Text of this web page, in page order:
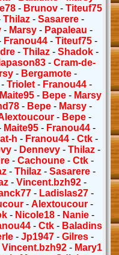
- Brunov- Titeuf75
Thilaz -Sasarere -
- Marsy- Papaleau -
Franou44- Titeuf75-
- Thilaz- Shadok-
-Cram-de-
- Bergamote -
-Triolet - Franou44 -
Maite95 - Bepe - Marsy
- Bepe- Marsy-
- Bepe-
Maite95 - Franou44 -
h - Franou44- Ctk-
- Dennevy- Thilaz-
-Cachoune -Ctk -
-Thilaz -Sasarere -
-Vincent.bzh92 -
- Ladislas27 -
-Alextoucour -
- Nicole18- Nanie-
-Ctk - Baladins
- Jp1947- Gilres-
Vincent.bzh92- Mary1